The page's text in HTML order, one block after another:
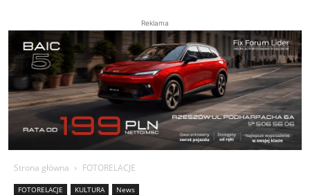
Reklama
Strona główna FOTORELACJE
FOTORELACJE KULTURA News